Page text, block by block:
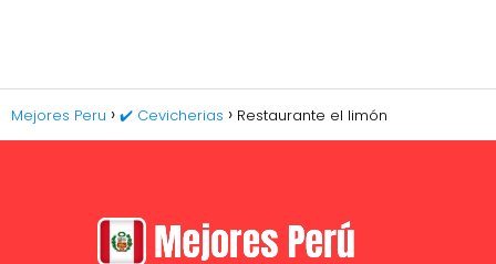
Mejores Peru ✔️ Cevicherias Restaurante el limón